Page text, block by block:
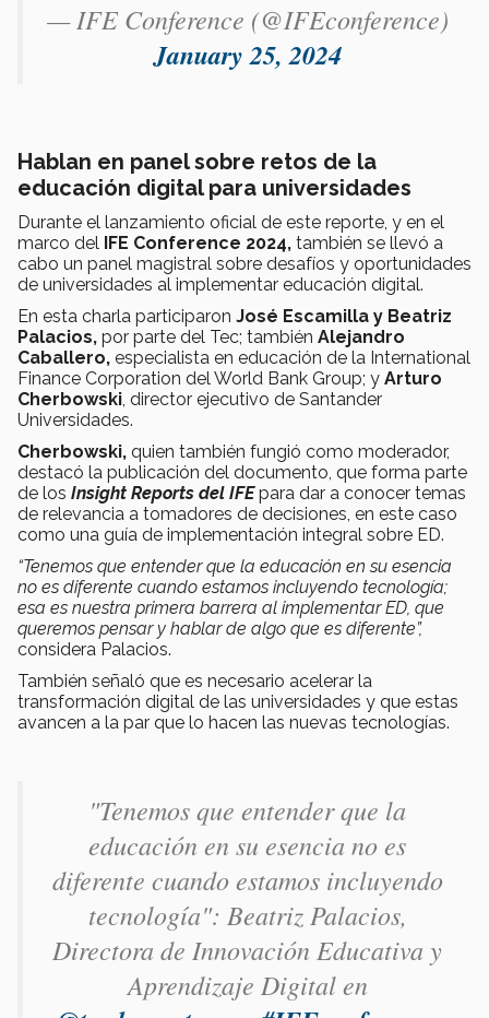
— IFE Conference (@IFEconference)
January 25, 2024
Hablan en panel sobre retos de la
educación digital para universidades
Durante el lanzamiento oficial de este reporte, y en el
marco del IFE Conference 2024, también se llevó a
cabo un panel magistral sobre desafíos y oportunidades
de universidades al implementar educación digital.
En esta charla participaron José Escamilla y Beatriz
Palacios, por parte del Tec; también Alejandro
Caballero, especialista en educación de la International
Finance Corporation del World Bank Group; y Arturo
Cherbowski, director ejecutivo de Santander
Universidades.
Cherbowski, quien también fungió como moderador,
destacó la publicación del documento, que forma parte
de los Insight Reports del IFEpara dar a conocer temas
de relevancia a tomadores de decisiones, en este caso
como una guía de implementación integral sobre ED.
“Tenemos que entender que la educación en su esencia
no es diferente cuando estamos incluyendo tecnología;
esa es nuestra primera barrera al implementar ED, que
queremos pensar y hablar de algo que es diferente”,
considera Palacios.
También señaló que es necesario acelerar la
transformación digital de las universidades y que estas
avancen a la par que lo hacen las nuevas tecnologías.
"Tenemos que entender que la
educación en su esencia no es
diferente cuando estamos incluyendo
tecnología": Beatriz Palacios,
Directora de Innovación Educativa y
Aprendizaje Digital en